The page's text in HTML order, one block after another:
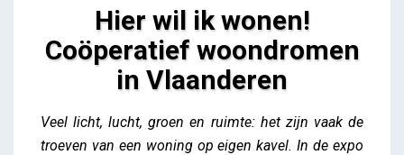
Hier wil ik wonen!
Coöperatief woondromen
in Vlaanderen
Hier wil ik wonen! Coöperatief woondromen in
Veel licht, lucht, groen en ruimte: het zijn vaak de
troeven van een woning op eigen kavel. In de expo